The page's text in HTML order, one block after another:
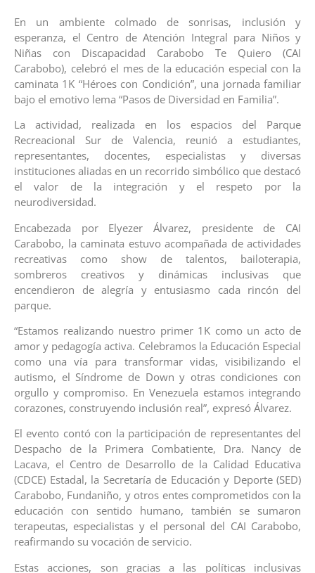
En un ambiente colmado de sonrisas, inclusión y
esperanza, el Centro de Atención Integral para Niños y
Niñas con Discapacidad Carabobo Te Quiero (CAI
Carabobo), celebró el mes de la educación especial con la
caminata 1K “Héroes con Condición”, una jornada familiar
bajo el emotivo lema “Pasos de Diversidad en Familia”.
La actividad, realizada en los espacios del Parque
Recreacional Sur de Valencia, reunió a estudiantes,
representantes, docentes, especialistas y diversas
instituciones aliadas en un recorrido simbólico que destacó
el valor de la integración y el respeto por la
neurodiversidad.
Encabezada por Elyezer Álvarez, presidente de CAI
Carabobo, la caminata estuvo acompañada de actividades
recreativas como show de talentos, bailoterapia,
sombreros creativos y dinámicas inclusivas que
encendieron de alegría y entusiasmo cada rincón del
parque.
“Estamos realizando nuestro primer 1K como un acto de
amor y pedagogía activa. Celebramos la Educación Especial
como una vía para transformar vidas, visibilizando el
autismo, el Síndrome de Down y otras condiciones con
orgullo y compromiso. En Venezuela estamos integrando
corazones, construyendo inclusión real”, expresó Álvarez.
El evento contó con la participación de representantes del
Despacho de la Primera Combatiente, Dra. Nancy de
Lacava, el Centro de Desarrollo de la Calidad Educativa
(CDCE) Estadal, la Secretaría de Educación y Deporte (SED)
Carabobo, Fundaniño, y otros entes comprometidos con la
educación con sentido humano, también se sumaron
terapeutas, especialistas y el personal del CAI Carabobo,
reafirmando su vocación de servicio.
Estas acciones, son gracias a las políticas inclusivas